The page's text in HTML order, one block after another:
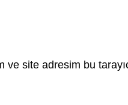
ve site adresim bu